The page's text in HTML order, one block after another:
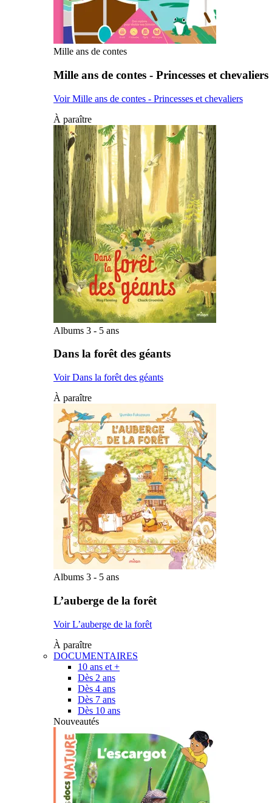
Mille ans de contes
Mille ans de contes - Princesses et chevaliers
Voir Mille ans de contes - Princesses et chevaliers
À paraître
Albums 3 - 5 ans
Dans la forêt des géants
Voir Dans la forêt des géants
À paraître
Albums 3 - 5 ans
L’auberge de la forêt
Voir L’auberge de la forêt
À paraître
DOCUMENTAIRES
10 ans et +
Dès 2 ans
Dès 4 ans
Dès 7 ans
Dès 10 ans
Nouveautés